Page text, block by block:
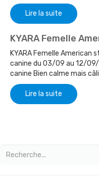
Lire la suite
KYARA Femelle
KYARA Femelle American
canine du 03/09 au 12/09/
canine Bien calme mais
Lire la suite